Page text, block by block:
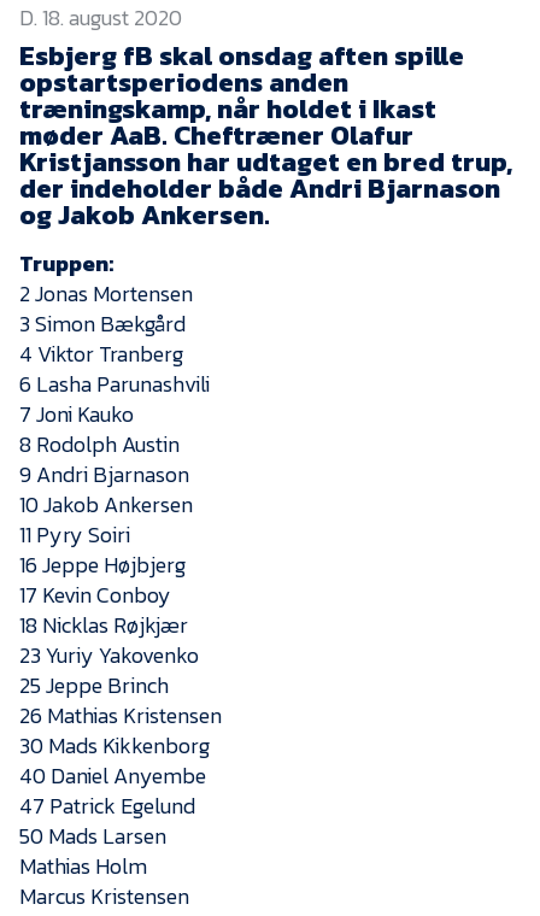
Om Esbjerg fB
EfB Akademi
Sydvestjysk Fodbold
Samarbejde
Partnere
Blue Water Arena
Kontakt
Job i EfB
Presse
D. 18. august 2020
Esbjerg fB skal onsdag aften spille
opstartsperiodens anden
træningskamp, når holdet i Ikast
møder AaB. Cheftræner Olafur
Kristjansson har udtaget en bred trup,
der indeholder både Andri Bjarnason
og Jakob Ankersen.
Truppen:
2 Jonas Mortensen
3 Simon Bækgård
4 Viktor Tranberg
6 Lasha Parunashvili
7 Joni Kauko
8 Rodolph Austin
9 Andri Bjarnason
10 Jakob Ankersen
11 Pyry Soiri
16 Jeppe Højbjerg
17 Kevin Conboy
18 Nicklas Røjkjær
23 Yuriy Yakovenko
25 Jeppe Brinch
26 Mathias Kristensen
30 Mads Kikkenborg
40 Daniel Anyembe
47 Patrick Egelund
50 Mads Larsen
Mathias Holm
Marcus Kristensen